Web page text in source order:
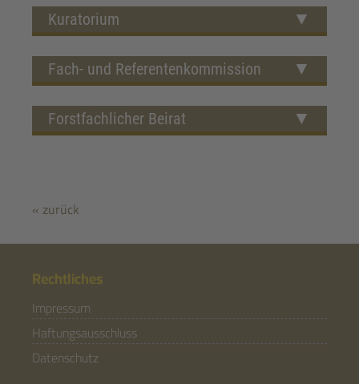
Kuratorium
Fach- und Referentenkommission
Forstfachlicher Beirat
« zurück
Rechtliches
Impressum
Haftungsausschluss
Datenschutz